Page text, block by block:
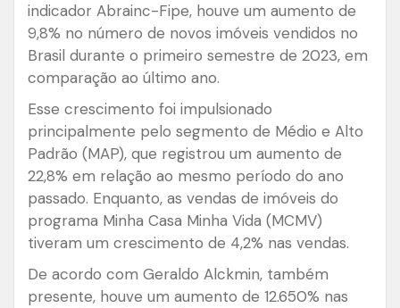
indicador Abrainc-Fipe, houve um aumento de
9,8% no número de novos imóveis vendidos no
Brasil durante o primeiro semestre de 2023, em
comparação ao último ano.
Esse crescimento foi impulsionado
principalmente pelo segmento de Médio e Alto
Padrão (MAP), que registrou um aumento de
22,8% em relação ao mesmo período do ano
passado. Enquanto, as vendas de imóveis do
programa Minha Casa Minha Vida (MCMV)
tiveram um crescimento de 4,2% nas vendas.
De acordo com Geraldo Alckmin, também
presente, houve um aumento de 12.650% nas